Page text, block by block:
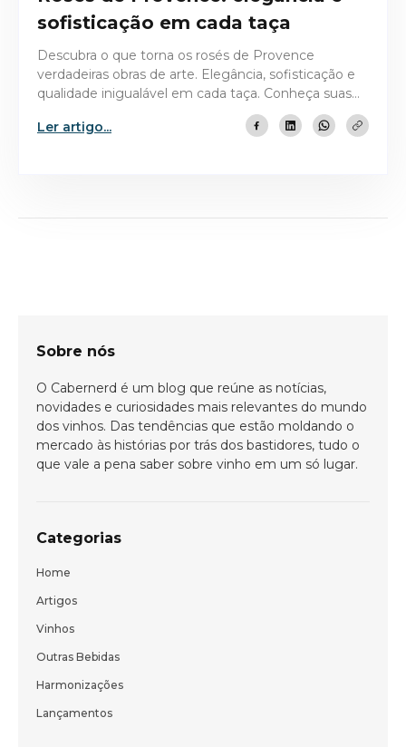
do nosso blog em primeira mão.
sofisticação em cada taça
Descubra o que torna os rosés de Provence
verdadeiras obras de arte. Elegância, sofisticação e
qualidade inigualável em cada taça. Conheça suas
Ler artigo...
Sobre nós
O Cabernerd é um blog que reúne as notícias,
novidades e curiosidades mais relevantes do mundo
dos vinhos. Das tendências que estão moldando o
mercado às histórias por trás dos bastidores, tudo o
que vale a pena saber sobre vinho em um só lugar.
Categorias
Home
Artigos
Vinhos
Outras Bebidas
Harmonizações
Lançamentos